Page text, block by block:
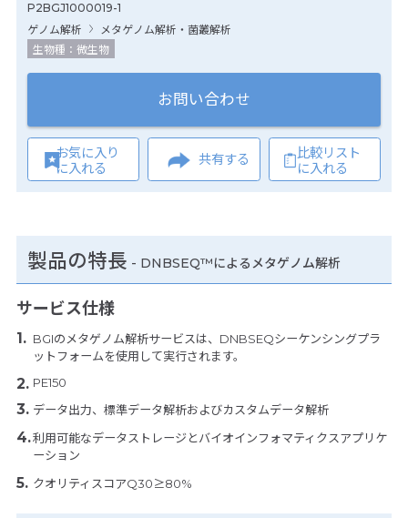
P2BGJ1000019-1
ゲノム解析
メタゲノム解析・菌叢解析
生物種：微生物
お問い合わせ
お気に入り
に入れる
共有する
比較リスト
に入れる
製品の特長 - DNBSEQ™によるメタゲノム解析
サービス仕様
BGIのメタゲノム解析サービスは、DNBSEQシーケンシングプラ
ットフォームを使用して実行されます。
PE150
データ出力、標準データ解析およびカスタムデータ解析
利用可能なデータストレージとバイオインフォマティクスアプリケ
ーション
クオリティスコアQ30≥80%